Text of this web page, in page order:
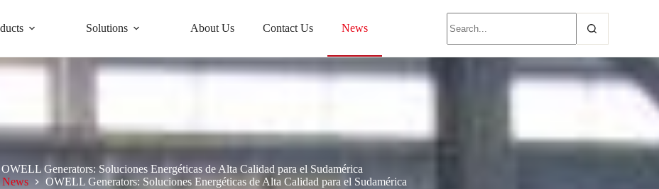
Solutions About Us Contact Us News
OWELL Generators: Soluciones Energéticas de Alta Calidad para el Sudamérica
News OWELL Generators: Soluciones Energéticas de Alta Calidad para el Sudamérica